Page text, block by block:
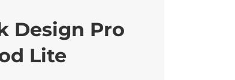
Design Pro
Lite